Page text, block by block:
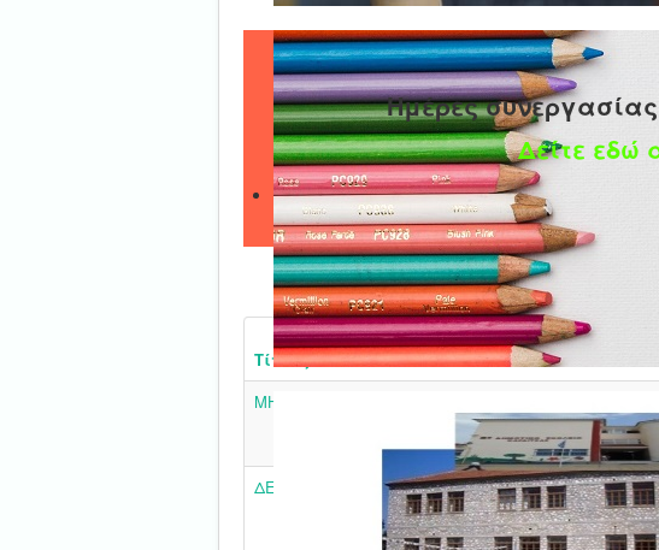
Ημέρες
Δείτε εδώ
Τίτλος
ΜΗΝΥΜΑ ΓΙΑ ΤΗ ΛΗΞΗ ΤΟΥ ΣΧΟΛΙΚΟΥ ΕΤΟΥΣ
ΔΕΛΤΙΟ ΤΥΠΟΥ - ΜΟΥΣΕΙΟ ΕΚΠΑΙΔΕΥΣΗΣ